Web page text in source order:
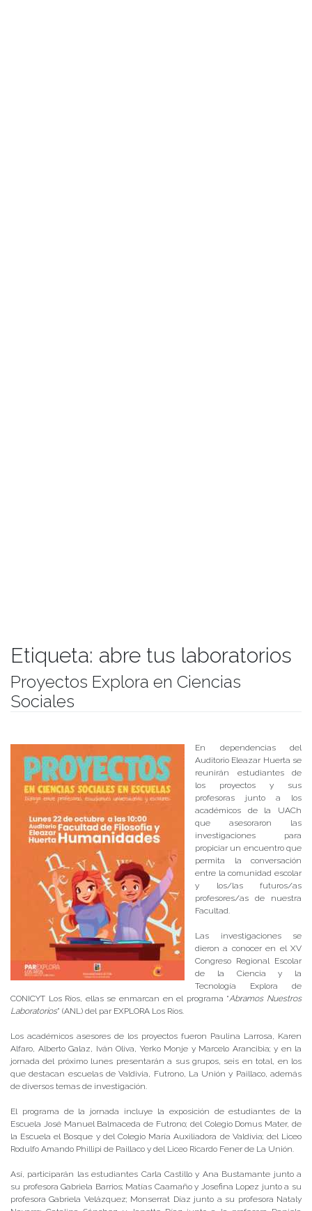
Etiqueta: abre tus laboratorios
Proyectos Explora en Ciencias
Sociales
En dependencias del
Auditorio Eleazar Huerta se
reunirán estudiantes de
los proyectos y sus
profesoras junto a los
académicos de la UACh
que asesoraron las
investigaciones para
propiciar un encuentro que
permita la conversación
entre la comunidad escolar
y los/las futuros/as
profesores/as de nuestra
Facultad.
Las investigaciones se
dieron a conocer en el XV
Congreso Regional Escolar
de la Ciencia y la
Tecnología Explora de
CONICYT Los Ríos, ellas se enmarcan en el programa “Abramos Nuestros
Laboratorios” (ANL) del par EXPLORA Los Ríos.
Los académicos asesores de los proyectos fueron Paulina Larrosa, Karen
Alfaro, Alberto Galaz, Iván Oliva, Yerko Monje y Marcelo Arancibia; y en la
jornada del próximo lunes presentarán a sus grupos, seis en total, en los
que destacan escuelas de Valdivia, Futrono, La Unión y Paillaco, además
de diversos temas de investigación.
El programa de la jornada incluye la exposición de estudiantes de la
Escuela José Manuel Balmaceda de Futrono; del Colegio Domus Mater, de
la Escuela el Bosque y del Colegio María Auxiliadora de Valdivia; del Liceo
Rodulfo Amando Phillipi de Paillaco y del Liceo Ricardo Fener de La Unión.
Así, participarán las estudiantes Carla Castillo y Ana Bustamante junto a
su profesora Gabriela Barrios; Matías Caamaño y Josefina Lopez junto a su
profesora Gabriela Velázquez; Monserrat Díaz junto a su profesora Nataly